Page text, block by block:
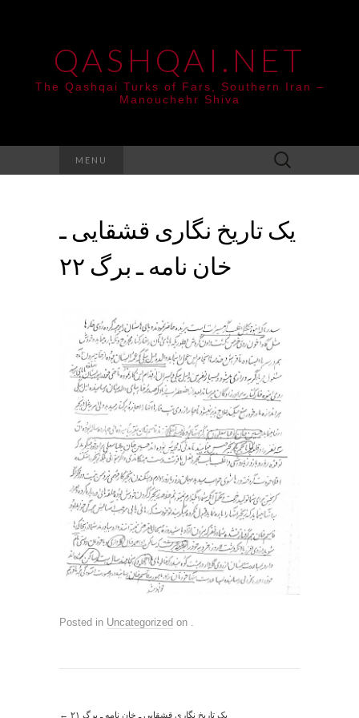
QASHQAI.NET
The Qashqai Turks of Fars, Southern Iran –
Manouchehr Shiva
MENU
Search
for:
یک تاریخ نگاری قشقایی ـ
خان نامه ـ برگ ۲۲
Posted in Uncategorized on
← یک تاریخ نگاری قشقایی ـ خان نامه ـ برگ ۲۱